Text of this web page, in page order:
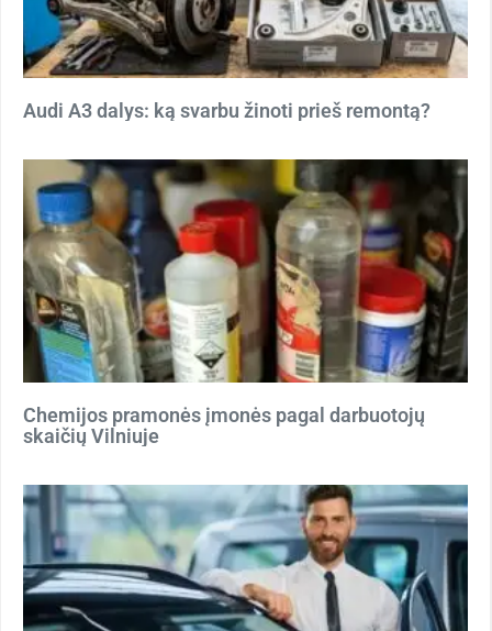
Audi A3 dalys: ką svarbu žinoti prieš remontą?
Chemijos pramonės įmonės pagal darbuotojų
skaičių Vilniuje